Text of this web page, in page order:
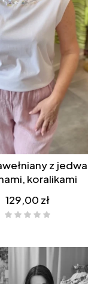
z
koralikami
Cena
129,00 zł